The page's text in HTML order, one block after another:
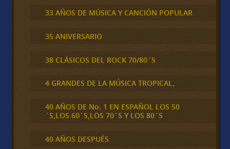
33 AÑOS DE MÚSICA Y CANCIÓN POPULAR
35 ANIVERSARIO
38 CLÁSICOS DEL ROCK 70/80´S
4 GRANDES DE LA MÚSICA TROPICAL,
40 AÑOS DE No. 1 EN ESPAÑOL LOS 50
´S,LOS 60´S,LOS 70´S Y LOS 80´S
40 AÑOS DESPUÉS